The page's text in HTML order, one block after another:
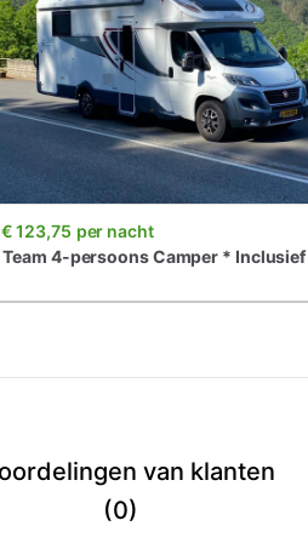
€ 123,75 per nacht
Team 4-persoonsCamper * Inclusief
van klanten
(0)